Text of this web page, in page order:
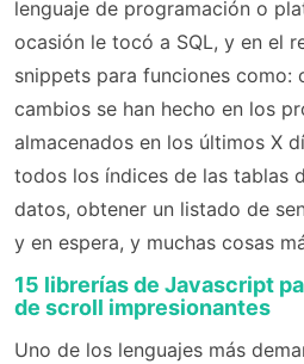
lenguaje de programación o
ocasión le tocó a SQL, y en el
snippets para funciones como:
cambios se han hecho en los
almacenados en los últimos X
todos los índices de las tablas
datos, obtener un listado de
y en espera, y muchas cosas
15 librerías de Javascript
de scroll impresionantes
Uno de los lenguajes más